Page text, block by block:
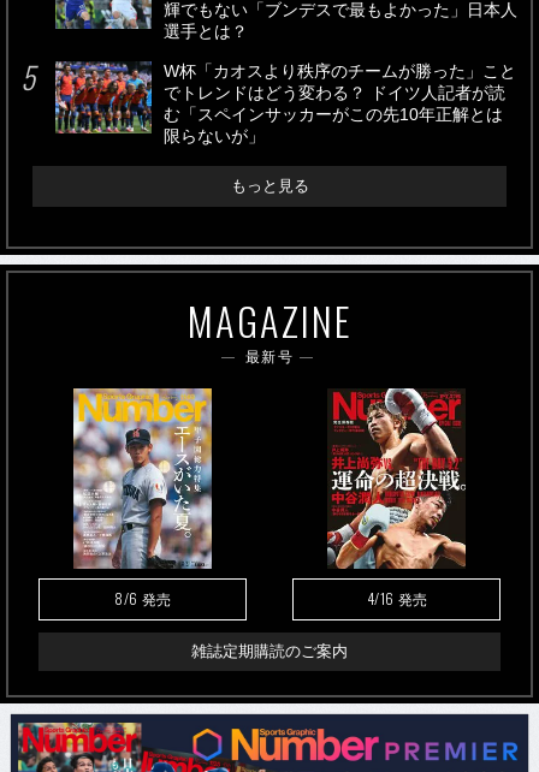
輝でもない「ブンデスで最もよかった」日本人
選手とは？
W杯「カオスより秩序のチームが勝った」こと
でトレンドはどう変わる？ ドイツ人記者が読
む「スペインサッカーがこの先10年正解とは
限らないが」
もっと見る
MAGAZINE
最新号
8/6 発売 4/16 発売
雑誌定期購読のご案内